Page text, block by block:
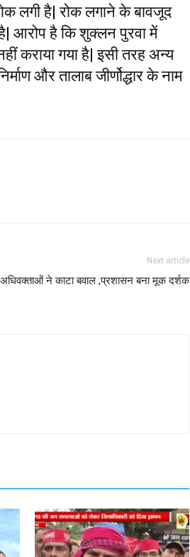
लगी है| रोक लगाने के बावजूद
है| आरोप है कि शुक्लन पुरवा में
कराया गया है| इसी तरह अन्य
और तालाब जीर्णोद्धार के नाम
Next article
अधिवक्ताओं ने काटा बवाल ,प्रशासन बना मूक दर्शक